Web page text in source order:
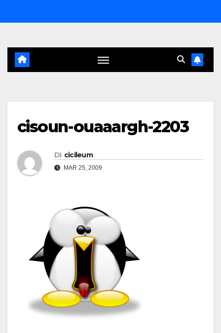
al
cisoun-ouaaargh-2203
Di cicileum
MAR 25, 2009